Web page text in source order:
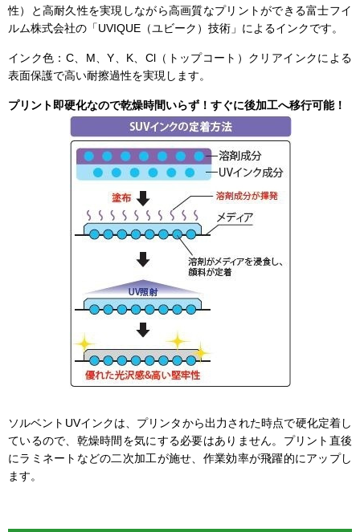
性）と高耐久性を実現しながら高画質なプリントができる富士フイ
ルム株式会社の「UVIQUE（ユビーク）技術」によるインクです。
インク色：C、M、Y、K、Cl（トップコート）クリアインクによる
表面保護で高い耐擦過性を実現します。
プリント即硬化なので乾燥時間いらず！すぐに後加工へ移行可能！
ソルベントUVインクは、プリンタから出力された時点で硬化定着し
ているので、乾燥時間を気にする必要はありません。プリント直後
にラミネートなどの二次加工が施せ、作業効率が飛躍的にアップし
ます。